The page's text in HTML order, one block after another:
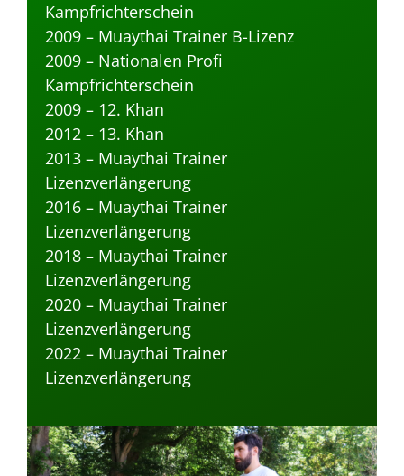
Kampfrichterschein
2009 – Muaythai Trainer B-Lizenz
2009 – Nationalen Profi
Kampfrichterschein
2009 – 12. Khan
2012 – 13. Khan
2013 – Muaythai Trainer
Lizenzverlängerung
2016 – Muaythai Trainer
Lizenzverlängerung
2018 – Muaythai Trainer
Lizenzverlängerung
2020 – Muaythai Trainer
Lizenzverlängerung
2022 – Muaythai Trainer
Lizenzverlängerung